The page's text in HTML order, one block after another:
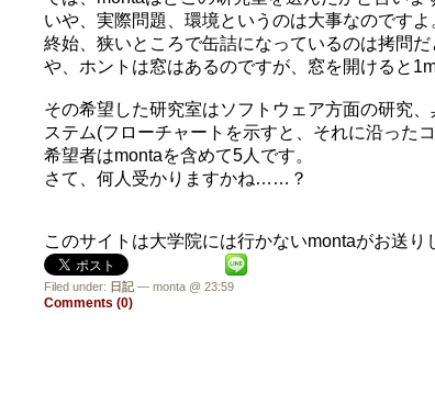
いや、実際問題、環境というのは大事なのですよ
終始、狭いところで缶詰になっているのは拷問
や、ホントは窓はあるのですが、窓を開けると
その希望した研究室はソフトウェア方面の研究
ステム(フローチャートを示すと、それに沿った
希望者はmontaを含めて5人です。
さて、何人受かりますかね……？
このサイトは大学院には行かないmontaがお送り
Filed under: 日記— monta @ 23:59
Comments (0)